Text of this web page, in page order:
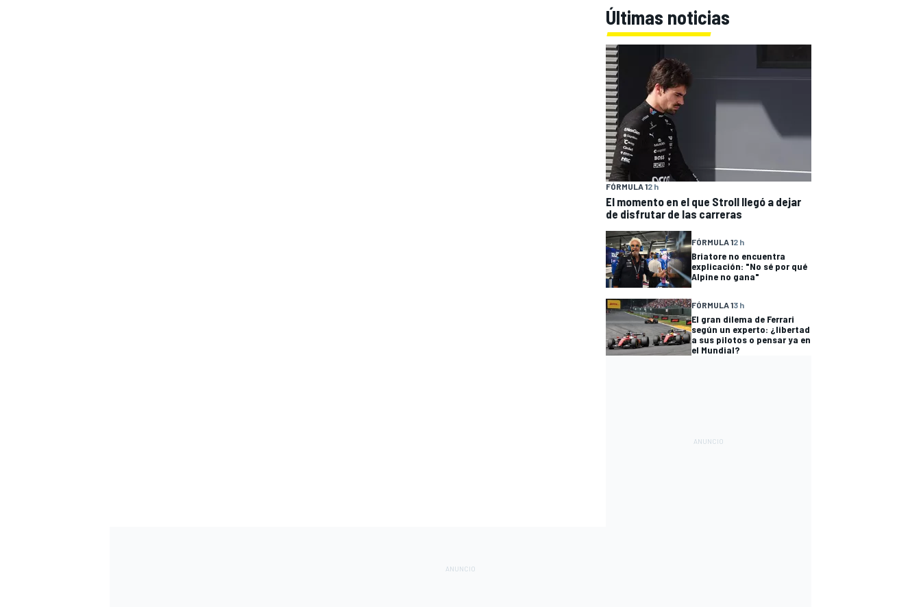
Últimas noticias
FÓRMULA 12 h
El momento en el que Stroll llegó a dejar
de disfrutar de las carreras
FÓRMULA 12 h
Briatore no encuentra
explicación: "No sé por qué
Alpine no gana"
FÓRMULA 13 h
El gran dilema de Ferrari
según un experto: ¿libertad
a sus pilotos o pensar ya en
el Mundial?